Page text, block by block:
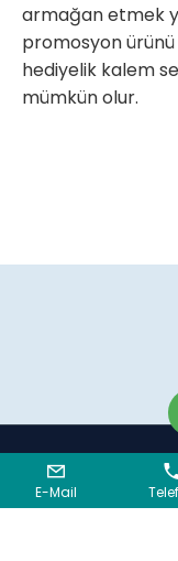
armağan etmek
promosyon
hediyelik kalem
mümkün olur.
Copyright © 2023,
E-Mail